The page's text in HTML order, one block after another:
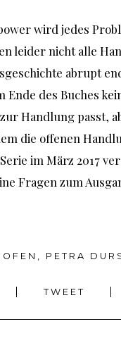
wird jedes
leider nicht alle
abrupt
Ende des Buches
Handlung passt,
die offenen
im März 2017
Fragen zum
, PETRA
TWEET